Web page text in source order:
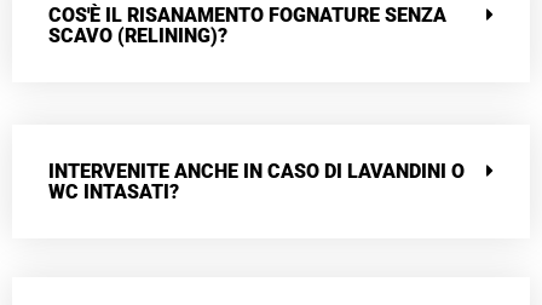
COS'È IL RISANAMENTO FOGNATURE SENZA
SCAVO (RELINING)?
INTERVENITE ANCHE IN CASO DI LAVANDINI O
WC INTASATI?